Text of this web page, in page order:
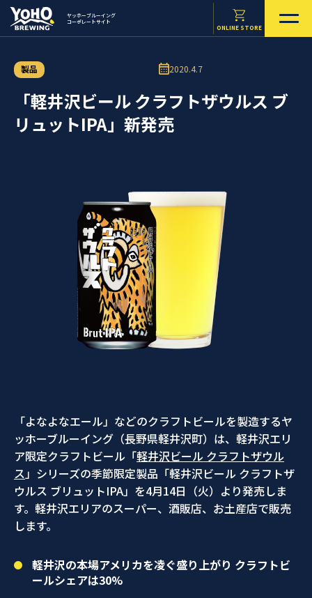
ヤッホーブルーイング
コーポレートサイト
ONLINE STORE
製品 2020.4.7
「軽井沢ビール クラフトザウルス ブ
リュットIPA」新発売
「よなよなエール」などのクラフトビールを製造するヤ
ッホーブルーイング（長野県軽井沢町）は、軽井沢エリ
ア限定クラフトビール「軽井沢ビール クラフトザウル
ス」シリーズの季節限定製品「軽井沢ビール クラフトザ
ウルス ブリュットIPA」を4月14日（火）より発売しま
す。軽井沢エリアのスーパー、酒販店、お土産店で販売
します。
軽井沢の本場アメリカを凌ぐ盛り上がり クラフトビ
ールシェアは30%